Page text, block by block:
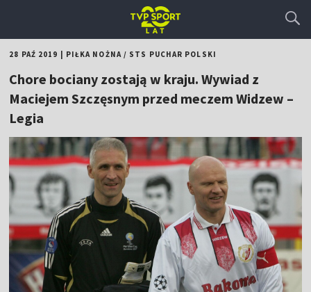
28 PAŹ 2019 PIŁKA NOŻNA/ STS PUCHAR POLSKI
Chore bociany zostają w kraju. Wywiad z
Maciejem Szczęsnym przed meczem Widzew –
Legia